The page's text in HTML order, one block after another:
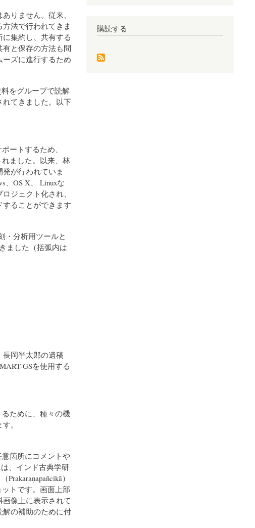
りません。従来、
法で行われてきま
集約し、共有する
と保存の方法も問
ズに進行するため
をグループで読解
てきました。以下
ートするため、
ました。以来、林
が行われていま
、OS X、 Linuxな
ジェクト化され、
することができます
・分析用ツールと
ました（括弧内は
長岡半太郎の遺稿
GSを使用する
ために、種々の機
。
箇所にコメントや
、インド古典学研
）
トです。画面上部
像上に表示されて
の補助のために付
購読する